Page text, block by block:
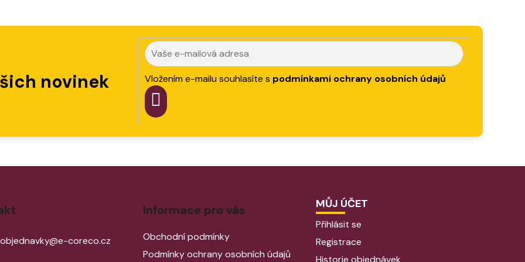
novinek Vložením e-mailu souhlasíte s podmínkami ochrany osobních údajů
PŘIHLÁSIT
SE
objednavky@e-coreco.cz
Informace pro vás
Obchodní podmínky
Podmínky ochrany osobních údajů
MŮJ ÚČET
Přihlásit se
Registrace
Historie objednávek